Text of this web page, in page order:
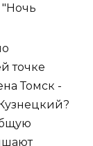
"Ночь
точке
Томск -